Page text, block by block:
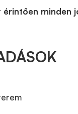
minden